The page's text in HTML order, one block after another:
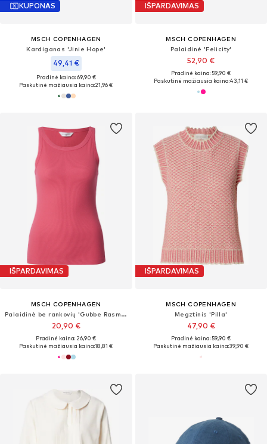
KUPONAS
MSCH COPENHAGEN
Kardiganas 'Jinie Hope'
49,41 €
Pradinė kaina: 69,90 €
Paskutinė mažiausia kaina:21,96 €
IŠPARDAVIMAS
MSCH COPENHAGEN
Palaidinė 'Felicity'
52,90 €
Pradinė kaina: 59,90 €
Paskutinė mažiausia kaina:43,11 €
IŠPARDAVIMAS
MSCH COPENHAGEN
Palaidinė be rankovių 'Gubbe Rasmia'
20,90 €
Pradinė kaina: 26,90 €
Paskutinė mažiausia kaina:18,81 €
IŠPARDAVIMAS
MSCH COPENHAGEN
Megztinis 'Pilla'
47,90 €
Pradinė kaina: 59,90 €
Paskutinė mažiausia kaina:39,90 €